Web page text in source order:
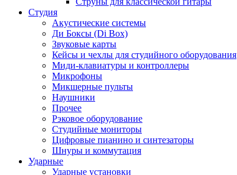
Студия
Акустические системы
Ди Боксы (Di Box)
Звуковые карты
Кейсы и чехлы для студийного оборудования
Миди-клавиатуры и контроллеры
Микрофоны
Микшерные пульты
Наушники
Прочее
Рэковое оборудование
Студийные мониторы
Цифровые пианино и синтезаторы
Шнуры и коммутация
Ударные
Ударные установки